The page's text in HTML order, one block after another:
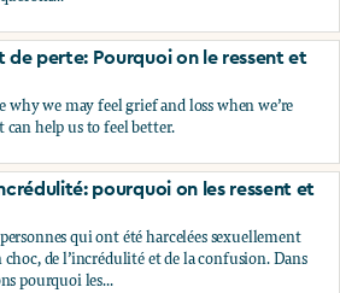
pourquoi on les ressent et ce
de perte: Pourquoi on le ressent et
why we may feel grief and loss when we’re
can help us to feel better.
de perte: Pourquoi on le ressent et
pourquoi on les ressent et
qui ont été harcelées sexuellement
de l’incrédulité et de la confusion. Dans
pourquoi les...